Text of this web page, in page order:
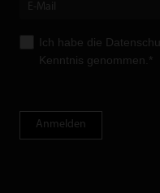
Ich habe die
Kenntnis genommen.*
Anmelden